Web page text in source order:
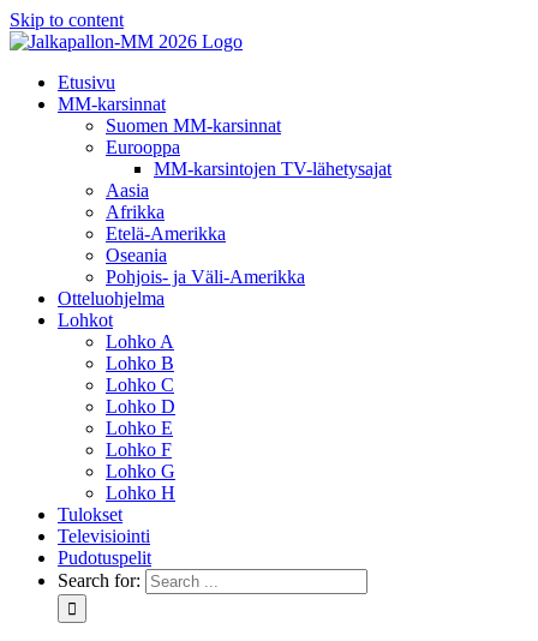
Skip to content
Etusivu
MM-karsinnat
Suomen MM-karsinnat
Eurooppa
MM-karsintojen TV-lähetysajat
Aasia
Afrikka
Etelä-Amerikka
Oseania
Pohjois- ja Väli-Amerikka
Otteluohjelma
Lohkot
Lohko A
Lohko B
Lohko C
Lohko D
Lohko E
Lohko F
Lohko G
Lohko H
Tulokset
Televisiointi
Pudotuspelit
Search for: